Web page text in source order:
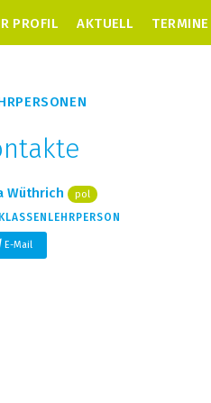
PROFIL AKTUELL TERMINE
Wüthrich pol
E-Mail